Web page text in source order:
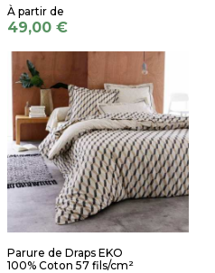
49,00 €
Parure de Draps EKO
100% Coton 57 fils/cm²